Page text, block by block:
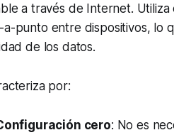
a través de Internet.
punto entre dispositivos, lo
de los datos.
por:
cero: No es